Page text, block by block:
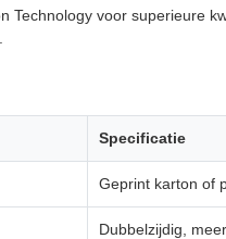
Technology voor superieure
Specificatie
Geprint karton of
Dubbelzijdig,